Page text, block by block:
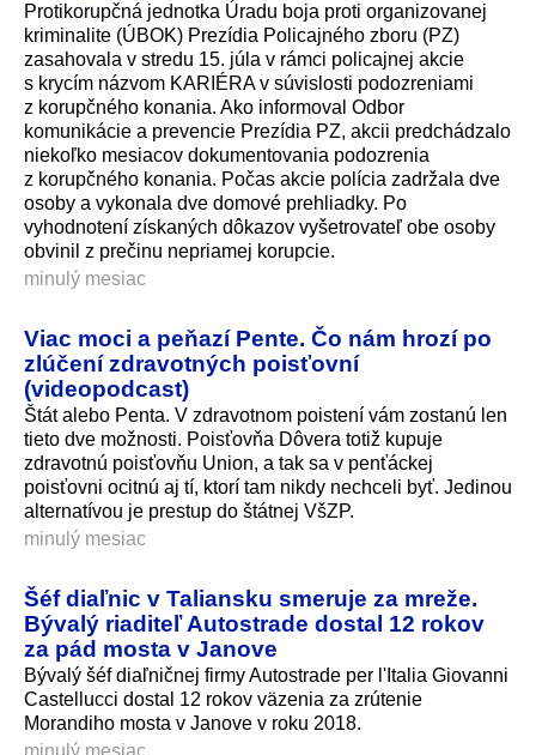
Protikorupčná jednotka Úradu boja proti organizovanej
kriminalite (ÚBOK) Prezídia Policajného zboru (PZ)
zasahovala v stredu 15. júla v rámci policajnej akcie
s krycím názvom KARIÉRA v súvislosti podozreniami
z korupčného konania. Ako informoval Odbor
komunikácie a prevencie Prezídia PZ, akcii predchádzalo
niekoľko mesiacov dokumentovania podozrenia
z korupčného konania. Počas akcie polícia zadržala dve
osoby a vykonala dve domové prehliadky. Po
vyhodnotení získaných dôkazov vyšetrovateľ obe osoby
obvinil z prečinu nepriamej korupcie.
minulý mesiac
Viac moci a peňazí Pente. Čo nám hrozí po
zlúčení zdravotných poisťovní
(videopodcast)
Štát alebo Penta. V zdravotnom poistení vám zostanú len
tieto dve možnosti. Poisťovňa Dôvera totiž kupuje
zdravotnú poisťovňu Union, a tak sa v penťáckej
poisťovni ocitnú aj tí, ktorí tam nikdy nechceli byť. Jedinou
alternatívou je prestup do štátnej VšZP.
minulý mesiac
Šéf diaľnic v Taliansku smeruje za mreže.
Bývalý riaditeľ Autostrade dostal 12 rokov
za pád mosta v Janove
Bývalý šéf diaľničnej firmy Autostrade per l'Italia Giovanni
Castellucci dostal 12 rokov väzenia za zrútenie
Morandiho mosta v Janove v roku 2018.
minulý mesiac